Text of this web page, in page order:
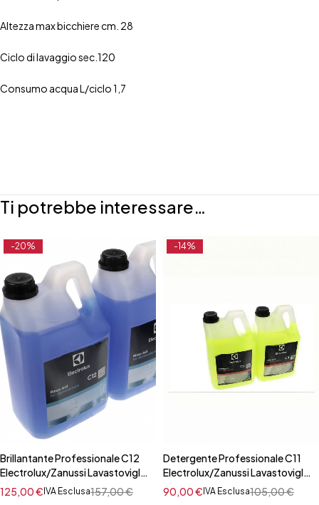
Altezza max bicchiere cm. 28
Ciclo di lavaggio sec.120
Consumo acqua L/ciclo 1,7
Ti potrebbe interessare…
-20%
Brillantante Professionale C12
Electrolux/Zanussi Lavastoviglie
10 Lt
157,00€
125,00€IVA Esclusa
-14%
Detergente Professionale C11
Electrolux/Zanussi Lavastoviglie
10 Lt
105,00€
90,00€IVA Esclusa